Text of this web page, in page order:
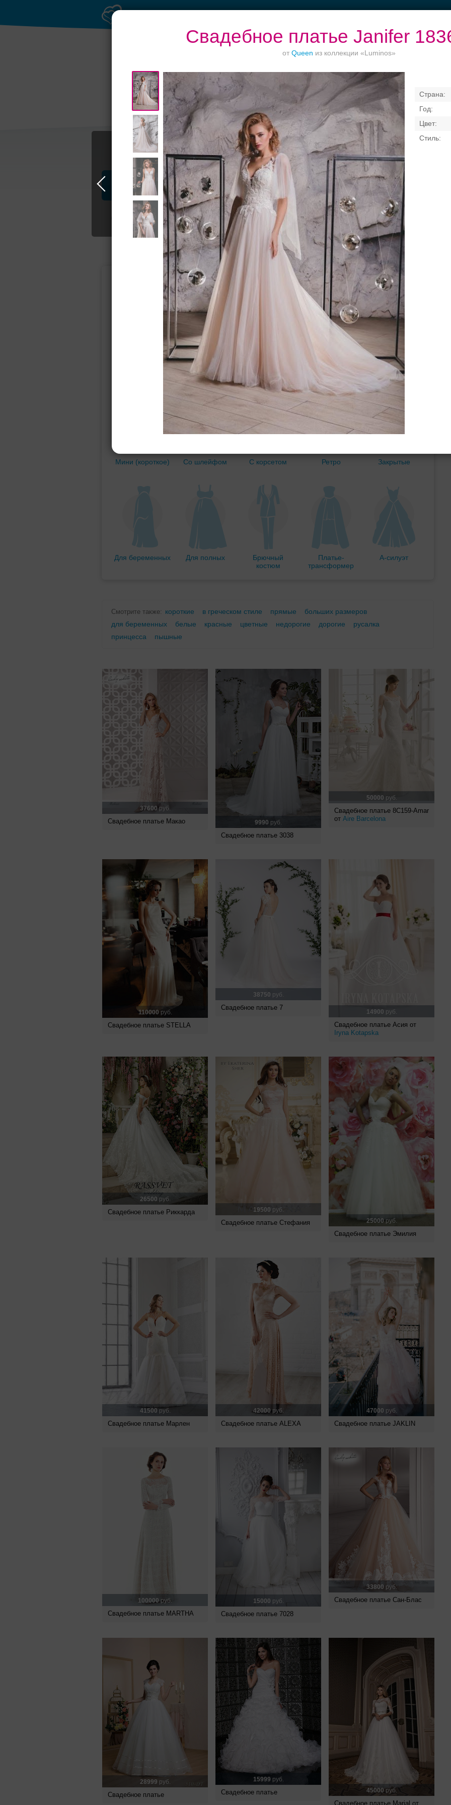
Свадебное платье Janifer
от Queen из коллекции «Luminos»
городом
Ваш безупречный
образ
Банкет в отеле
Профессионалы и услуги Свадебные платья Банкет Транспорт
Свадьба в Москве Свадебные платья
Подбор свадебного платья
Прямое Русалка Принцесса Бальное
Мини (короткое) Со шлейфом С корсетом Ретро Закрытые
Для беременных Для полных
Брючный
костюм
Платье-
трансформер
А-силуэт
Смотрите также: короткие в греческом стиле прямые
больших размеров
для беременных
белые красные цветные недорогие дорогие
русалка
принцесса
пышные
37600руб.
Свадебное платье Макао 9990 руб.
Свадебное платье 3038
50000 руб.
Свадебное платье 8C159-Amar
от Aire Barcelona
110000 руб.
Свадебное платье STELLA
38750 руб.
Свадебное платье 7
14900 руб.
Свадебное платье Асия от
Iryna Kotapska
26500 руб.
Свадебное платье Риккарда 19500 руб.
Свадебное платье Стефания 25000 руб.
Свадебное платье Эмилия
41500 руб.
Свадебное платье Марлен
42000руб.
Свадебное платье ALEXA
47000 руб.
Свадебное платье JAKLIN
100000руб.
Свадебное платье MARTHA
15000 руб.
Свадебное платье 7028
33800 руб.
Свадебное платье Сан-Блас
28999 руб.
Свадебное платье
15999 руб.
Свадебное платье 45000 руб.
Свадебное платье Marial от